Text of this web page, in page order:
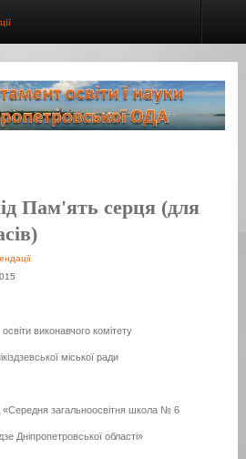
Пам'ять серця (для
виконавчого комітету
міської ради
«Середня загальноосвітня школа № 6
Дніпропетровської області»